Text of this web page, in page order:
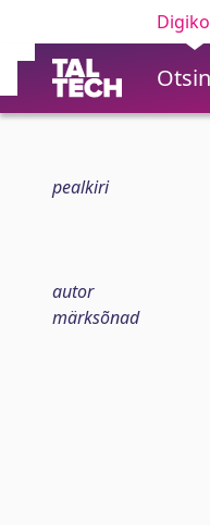
pealkiri
autor
märksõnad